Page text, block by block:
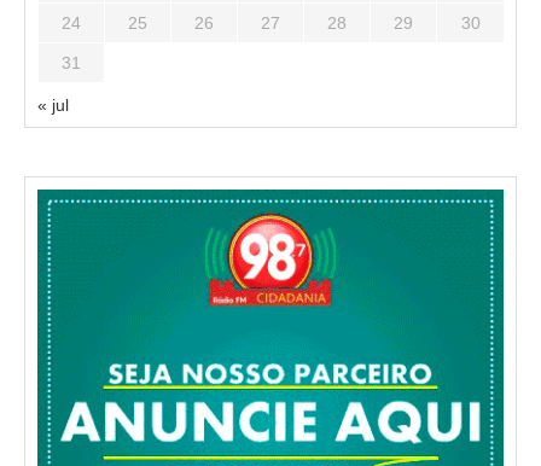
24 25 26 27 28 29 30
31
« jul